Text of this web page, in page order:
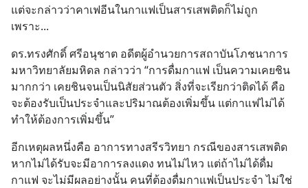
แต่จะกล่าวว่าคาเฟอีนในกาแฟเป็นสารเสพติดก็ไม่ถูก
เพราะ...
ดร.ทรงศักดิ์ ศรีอนุชาต อดีตผู้อำนวยการสถาบันโภชนาการ
มหาวิทยาลัยมหิดล กล่าวว่า “การดื่มกาแฟ เป็นความเคยชิน
มากกว่า เคยชินจนเป็นนิสัยส่วนตัว สิ่งที่จะเรียกว่าติดได้ คือ
จะต้องรับเป็นประจำและปริมาณต้องเพิ่มขึ้น แต่กาแฟไม่ได้
ทำให้ต้องการเพิ่มขึ้น”
อีกเหตุผลหนึ่งคือ อาการทางสรีรวิทยา กรณีของสารเสพติด
หากไม่ได้รับจะมีอาการลงแดง ทนไม่ไหว แต่ถ้าไม่ได้ดื่ม
กาแฟ จะไม่มีผลอย่างนั้น คนที่ต้องดื่มกาแฟเป็นประจำ ไม่ใช่